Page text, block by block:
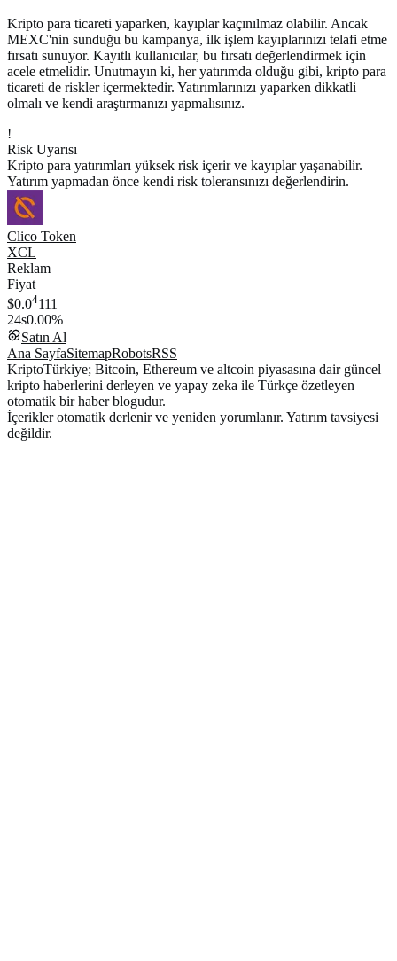
Kripto para ticareti yaparken, kayıplar kaçınılmaz olabilir. Ancak
MEXC'nin sunduğu bu kampanya, ilk işlem kayıplarınızı telafi etme
fırsatı sunuyor. Kayıtlı kullanıcılar, bu fırsatı değerlendirmek için
acele etmelidir. Unutmayın ki, her yatırımda olduğu gibi, kripto para
ticareti de riskler içermektedir. Yatırımlarınızı yaparken dikkatli
olmalı ve kendi araştırmanızı yapmalısınız.
!
Risk Uyarısı
Kripto para yatırımları yüksek risk içerir ve kayıplar yaşanabilir.
Yatırım yapmadan önce kendi risk toleransınızı değerlendirin.
Clico Token
XCL
Reklam
Fiyat
$0.04111
24s0.00%
Satın Al
Ana SayfaSitemapRobotsRSS
KriptoTürkiye; Bitcoin, Ethereum ve altcoin piyasasına dair güncel
kripto haberlerini derleyen ve yapay zeka ile Türkçe özetleyen
otomatik bir haber blogudur.
İçerikler otomatik derlenir ve yeniden yorumlanır. Yatırım tavsiyesi
değildir.